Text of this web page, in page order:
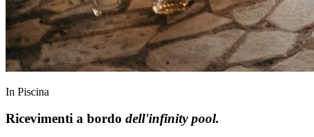
In Piscina
Ricevimenti a bordo dell'infinity pool.